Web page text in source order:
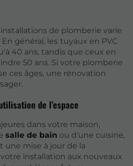
de plomberie varie
général, les tuyaux en PVC
40 ans, tandis que ceux en
50 ans. Si votre plomberie
ces âges, une rénovation
de l’espace
dans votre maison,
salle de bain ou d'une cuisine,
une mise à jour de la
installation aux nouveaux